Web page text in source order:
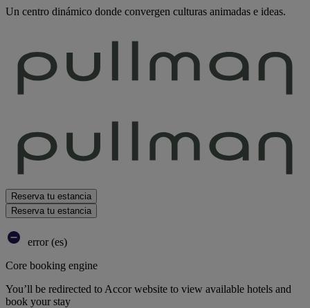
Un centro dinámico donde convergen culturas animadas e ideas.
Reserva tu estancia
Reserva tu estancia
error (es)
Core booking engine
You’ll be redirected to Accor website to view available hotels and
book your stay